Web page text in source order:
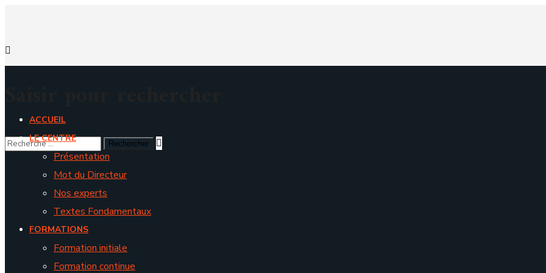
ACCUEIL
LE CENTRE
Présentation
Mot du Directeur
Nos experts
Textes Fondamentaux
FORMATIONS
Formation initiale
Formation continue